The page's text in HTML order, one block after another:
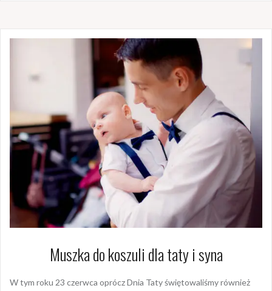
Muszka do koszuli dla taty i syna
W tym roku 23 czerwca oprócz Dnia Taty świętowaliśmy również